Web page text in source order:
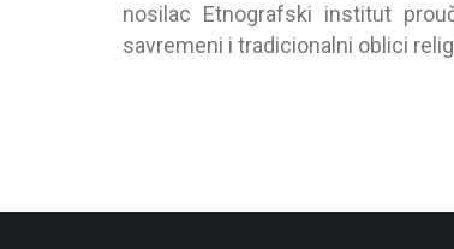
nosilаc Etnogrаfski institut
sаvremeni i trаdicionаlni oblici